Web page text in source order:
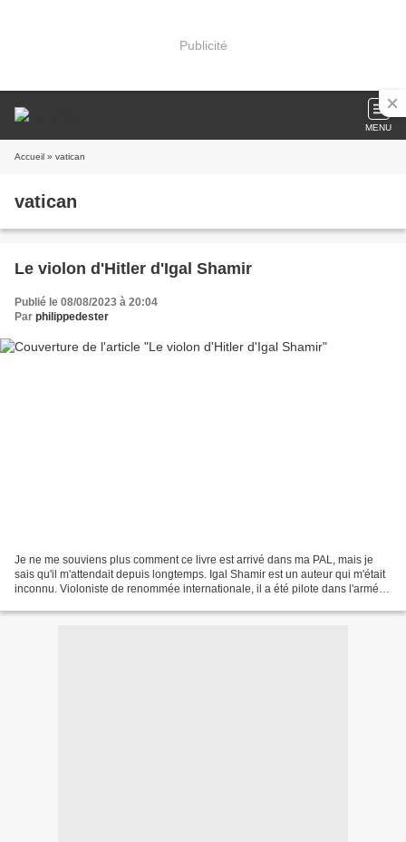
Publicité
MENU
Accueil » vatican
vatican
Le violon d'Hitler d'Igal Shamir
Publié le 08/08/2023 à 20:04
Par philippedester
Je ne me souviens plus comment ce livre est arrivé dans ma PAL, mais je
sais qu'il m'attendait depuis longtemps. Igal Shamir est un auteur qui m'était
inconnu. Violoniste de renommée internationale, il a été pilote dans l'armée